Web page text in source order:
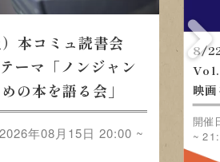
本コミュ読書会
ーマ「ノンジャン
の本を語る会」
年08月15日 20:00 ~
8/
映
開催
~